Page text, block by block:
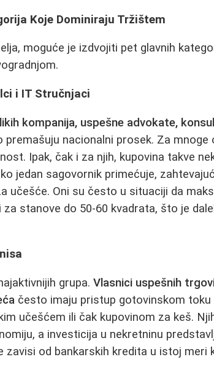
Koje Dominiraju Tržištem
moguće je izdvojiti pet glavnih
i IT Stručnjaci
kompanija, uspešne advokate,
premašuju nacionalni prosek. Za mnoge
Ipak, čak i za njih, kupovina takve
jedan sagovornik primećuje,
učešće. Oni su često u situaciji da
stanove do 50-60 kvadrata, što je
grupa.Vlasnici uspešnih
često imaju pristup gotovinskom toku
učešćem ili čak kupovinom za keš.
a investicija u nekretninu
zavisi od bankarskih kredita u istoj meri